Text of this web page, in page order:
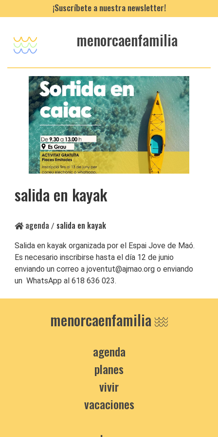
¡Suscríbete a nuestra newsletter!
menorcaenfamilia
salida en kayak
agenda / salida en kayak
Salida en kayak organizada por el Espai Jove de Maó.
Es necesario inscribirse hasta el día 12 de junio
enviando un correo a joventut@ajmao.org o enviando
un WhatsApp al 618 636 023.
menorcaenfamilia
agenda
planes
vivir
vacaciones